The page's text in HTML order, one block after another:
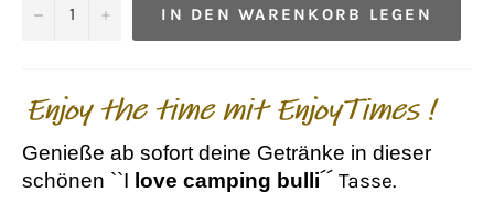
− + IN DEN WARENKORB LEGEN
Genieße ab sofort deine Getränke in dieser
schönen ``I love camping bulli´´ Tasse.